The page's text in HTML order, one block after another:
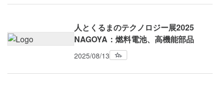
人とくるまのテクノロジー展2025
NAGOYA：燃料電池、高機能部品
2025/08/13